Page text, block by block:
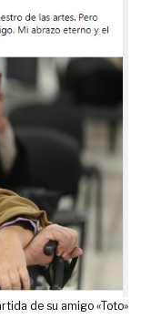
de su amigo «Toto»